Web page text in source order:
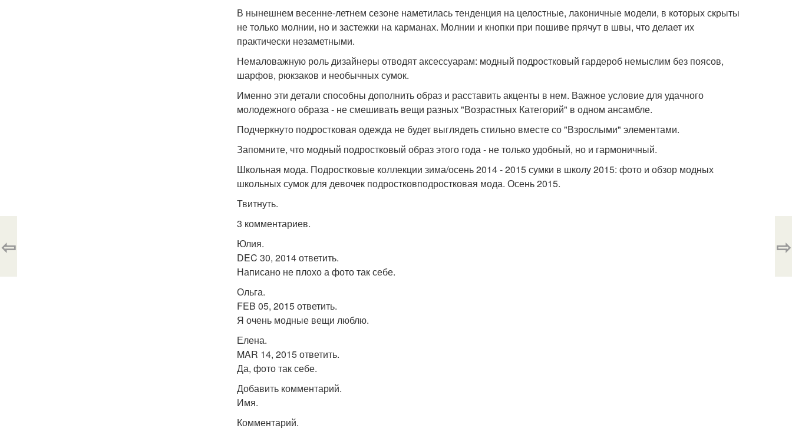
В нынешнем весенне-летнем сезоне наметилась тенденция на целостные, лаконичные модели, в которых скрыты
не только молнии, но и застежки на карманах. Молнии и кнопки при пошиве прячут в швы, что делает их
практически незаметными.
Немаловажную роль дизайнеры отводят аксессуарам: модный подростковый гардероб немыслим без поясов,
шарфов, рюкзаков и необычных сумок.
Именно эти детали способны дополнить образ и расставить акценты в нем. Важное условие для удачного
молодежного образа - не смешивать вещи разных "Возрастных Категорий" в одном ансамбле.
Подчеркнуто подростковая одежда не будет выглядеть стильно вместе со "Взрослыми" элементами.
Запомните, что модный подростковый образ этого года - не только удобный, но и гармоничный.
Школьная мода. Подростковые коллекции зима/осень 2014 - 2015 сумки в школу 2015: фото и обзор модных
школьных сумок для девочек подростковподростковая мода. Осень 2015.
Твитнуть.
3 комментариев.
Юлия.
DEC 30, 2014 ответить.
Написано не плохо а фото так себе.
Ольга.
FEB 05, 2015 ответить.
Я очень модные вещи люблю.
Елена.
MAR 14, 2015 ответить.
Да, фото так себе.
Добавить комментарий.
Имя.
Комментарий.
⇦ ⇨